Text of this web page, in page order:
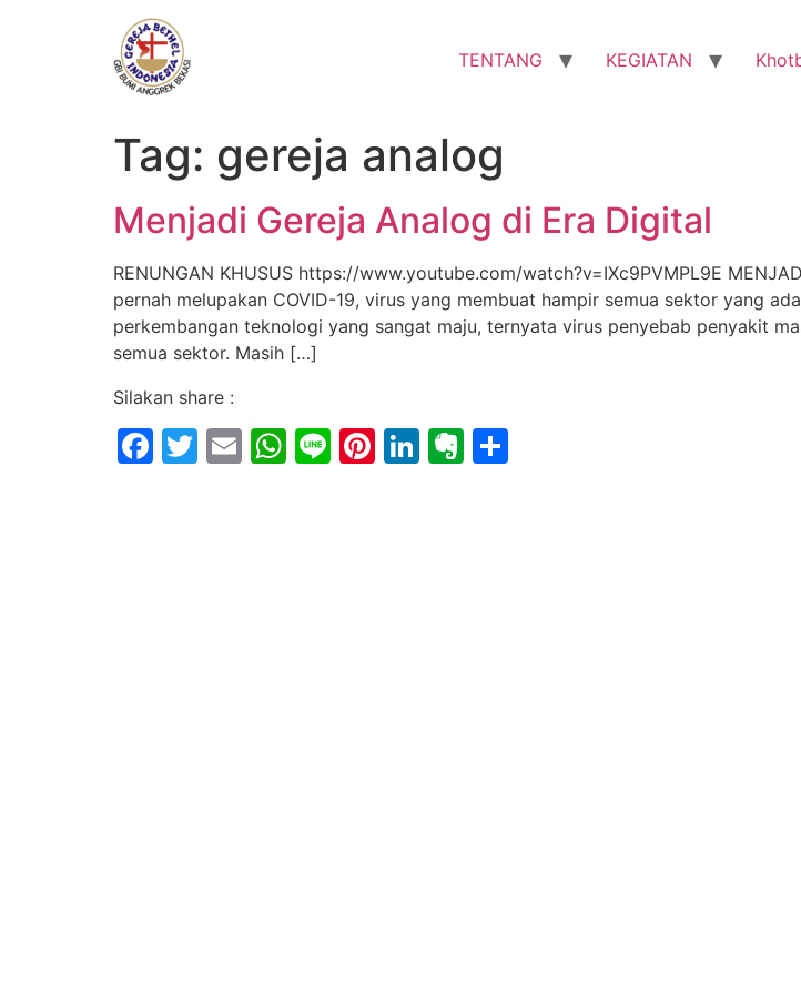
TENTANG KEGIATAN
Tag: gereja analog
Menjadi Gereja Analog di Era Digital
RENUNGAN KHUSUS https://www.youtube.com/watch?v=IXc9PVMPL9E
pernah melupakan COVID-19, virus yang membuat hampir semua sektor yang
perkembangan teknologi yang sangat maju, ternyata virus penyebab penyakit
semua sektor. Masih […]
Silakan share :
Facebook
Twitter
EmailWhatsApp
LinePinterest
LinkedIn
Evernote